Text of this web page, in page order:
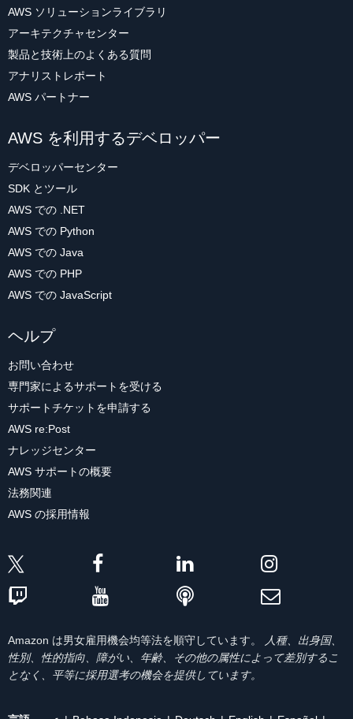
AWS ソリューションライブラリ
アーキテクチャセンター
製品と技術上のよくある質問
アナリストレポート
AWS パートナー
AWS を利用するデベロッパー
デベロッパーセンター
SDK とツール
AWS での .NET
AWS での Python
AWS での Java
AWS での PHP
AWS での JavaScript
ヘルプ
お問い合わせ
専門家によるサポートを受ける
サポートチケットを申請する
AWS re:Post
ナレッジセンター
AWS サポートの概要
法務関連
AWS の採用情報
Amazon は男女雇用機会均等法を順守しています。
人種、出身国、
性別、性的指向、障がい、年齢、その他の属性によって差別するこ
となく、平等に採用選考の機会を提供しています。